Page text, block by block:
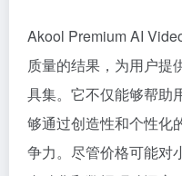
Akool Premium AI
质量的结果，为用户提
具集。它不仅能够帮助
够通过创造性和个性化
争力。尽管价格可能对